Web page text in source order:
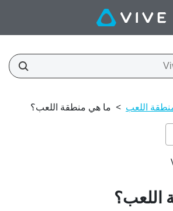
اللعب > ما هي منطقة اللعب؟
اللعب؟